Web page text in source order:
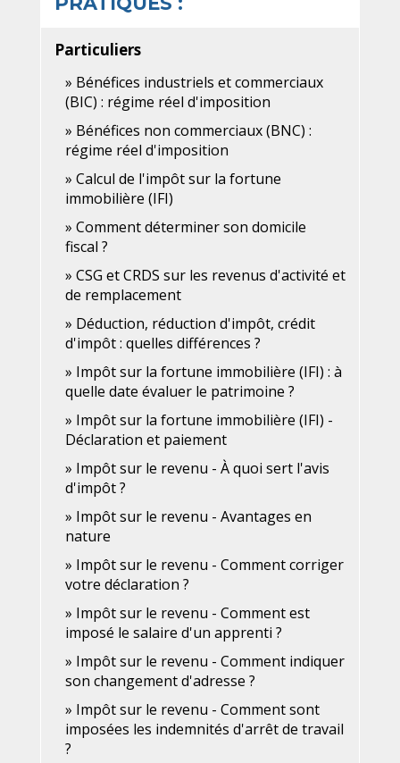
Particuliers
Bénéfices industriels et commerciaux
(BIC) : régime réel d'imposition
Bénéfices non commerciaux (BNC) :
régime réel d'imposition
Calcul de l'impôt sur la fortune
immobilière (IFI)
Comment déterminer son domicile
fiscal ?
CSG et CRDS sur les revenus d'activité et
de remplacement
Déduction, réduction d'impôt, crédit
d'impôt : quelles différences ?
Impôt sur la fortune immobilière (IFI) : à
quelle date évaluer le patrimoine ?
Impôt sur la fortune immobilière (IFI) -
Déclaration et paiement
Impôt sur le revenu - À quoi sert l'avis
d'impôt ?
Impôt sur le revenu - Avantages en
nature
Impôt sur le revenu - Comment corriger
votre déclaration ?
Impôt sur le revenu - Comment est
imposé le salaire d'un apprenti ?
Impôt sur le revenu - Comment indiquer
son changement d'adresse ?
Impôt sur le revenu - Comment sont
imposées les indemnités d'arrêt de travail
?